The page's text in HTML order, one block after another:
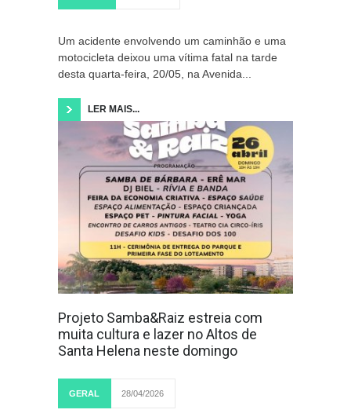
Um acidente envolvendo um caminhão e uma
motocicleta deixou uma vítima fatal na tarde
desta quarta-feira, 20/05, na Avenida...
LER MAIS...
Projeto Samba&Raiz estreia com
muita cultura e lazer no Altos de
Santa Helena neste domingo
GERAL 28/04/2026